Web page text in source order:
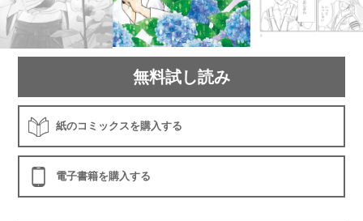
無料試し読み
紙のコミックスを購入する
電子書籍を購入する